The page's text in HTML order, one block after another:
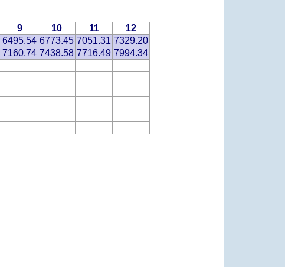
9 10 11
12
6495.54 6773.45 7051.31 7329.20
7160.74 7438.58 7716.49 7994.34